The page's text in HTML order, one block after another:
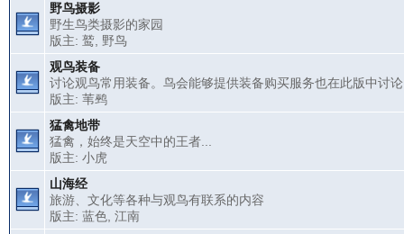
野鸟摄影
野生鸟类摄影的家园
版主: 鹫, 野鸟
观鸟装备
讨论观鸟常用装备。鸟会能够提供装备购买服务也在此版中讨
版主: 苇鹀
猛禽地带
猛禽，始终是天空中的王者...
版主: 小虎
山海经
旅游、文化等各种与观鸟有联系的内容
版主: 蓝色, 江南